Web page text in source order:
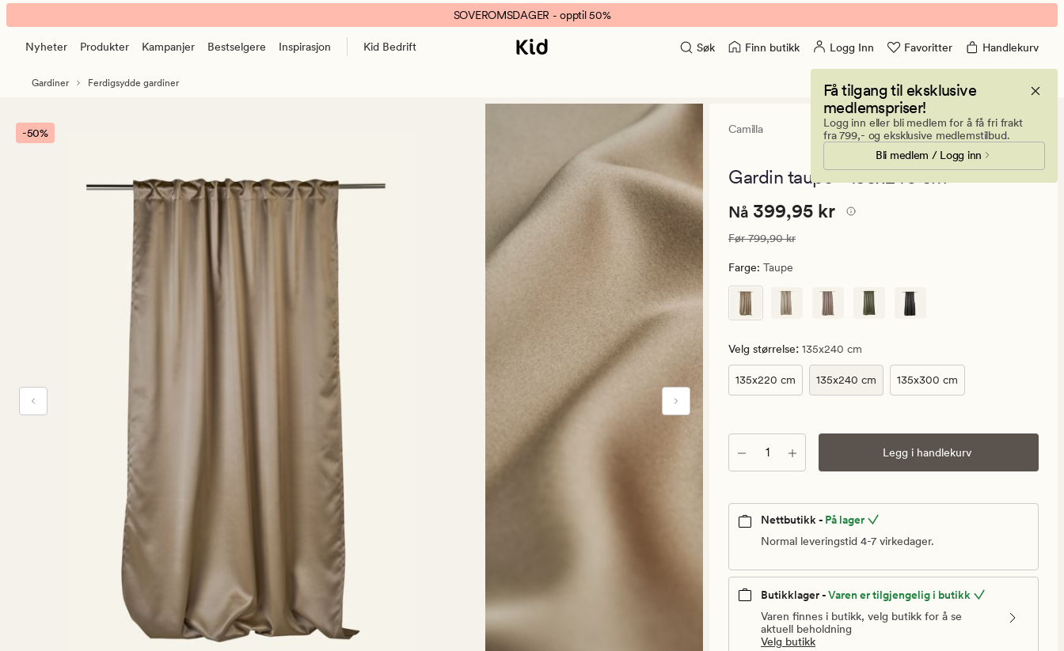
Camilla
gardin
taupe
banner.
Klikk
pause.
SOVEROMSDAGER - opptil 50%
Nyheter Produkter Kampanjer Bestselgere Inspirasjon Kid Bedrift Søk Finn butikk Logg Inn Favoritter Handlekurv
Få tilgang til eksklusive
medlemspriser!
Logg inn eller bli medlem for å få fri frakt
fra 799,- og eksklusive medlemstilbud.
Bli medlem / Logg inn
Gardiner Ferdigsydde gardiner
-50% Camilla
25
en
5 (25)
Gardin taupe - 135x240 cm
Nåværende
399,95
kr.
pris
799,90
Nåværende pris
Nå 399,95 kr
Vanlig pris 799,90 kr
Før799,90 kr
Farge: Taupe
Velg størrelse: 135x240 cm
135x220 cm 135x240 cm 135x300 cm
Antall Legg i handlekurv
Nettbutikk - På lager
Normal leveringstid 4-7 virkedager.
Butikklager -Varen er tilgjengelig i butikk
Varen finnes i butikk, velg butikk for å se
aktuell beholdning
Velg butikk